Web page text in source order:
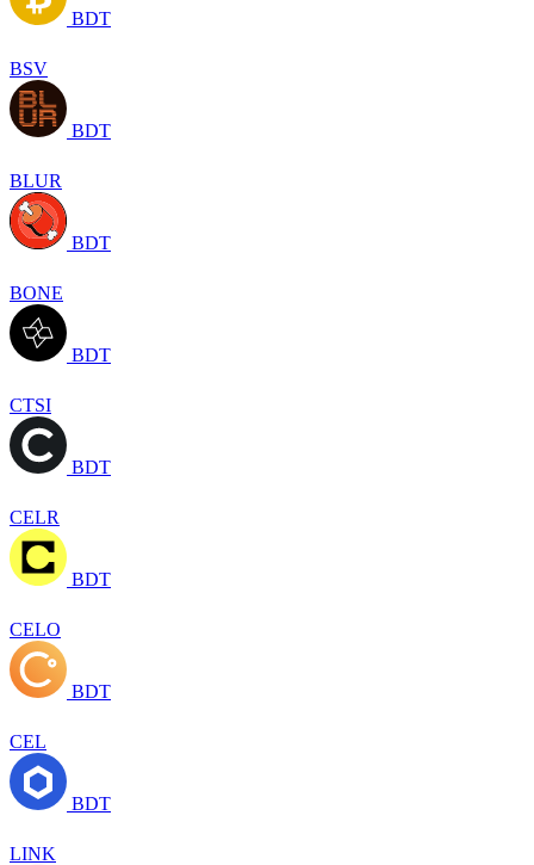
BDT
BSV
BDT
BLUR
BDT
BONE
BDT
CTSI
BDT
CELR
BDT
CELO
BDT
CEL
BDT
LINK